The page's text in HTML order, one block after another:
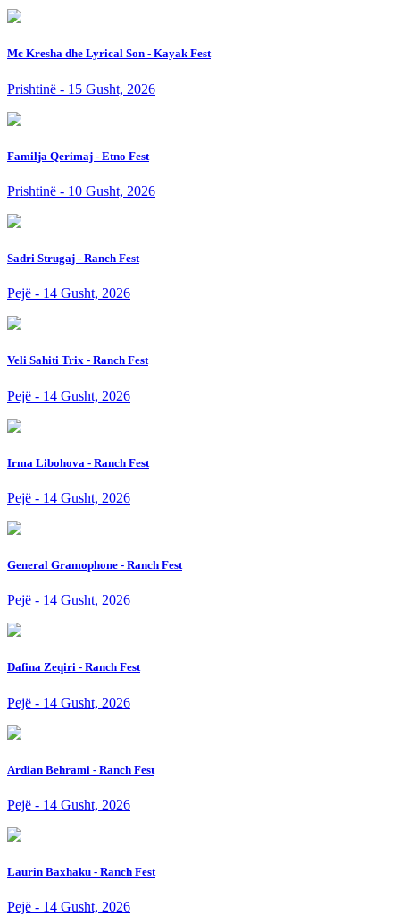
Mc Kresha dhe Lyrical Son - Kayak Fest
Prishtinë - 15 Gusht, 2026
Familja Qerimaj - Etno Fest
Prishtinë - 10 Gusht, 2026
Sadri Strugaj - Ranch Fest
Pejë - 14 Gusht, 2026
Veli Sahiti Trix - Ranch Fest
Pejë - 14 Gusht, 2026
Irma Libohova - Ranch Fest
Pejë - 14 Gusht, 2026
General Gramophone - Ranch Fest
Pejë - 14 Gusht, 2026
Dafina Zeqiri - Ranch Fest
Pejë - 14 Gusht, 2026
Ardian Behrami - Ranch Fest
Pejë - 14 Gusht, 2026
Laurin Baxhaku - Ranch Fest
Pejë - 14 Gusht, 2026